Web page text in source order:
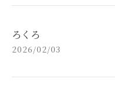
ろくろ
2026/02/03